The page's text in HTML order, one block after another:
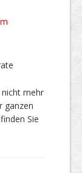
mehr
ganzen
finden Sie